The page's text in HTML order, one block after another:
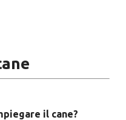
il cane?